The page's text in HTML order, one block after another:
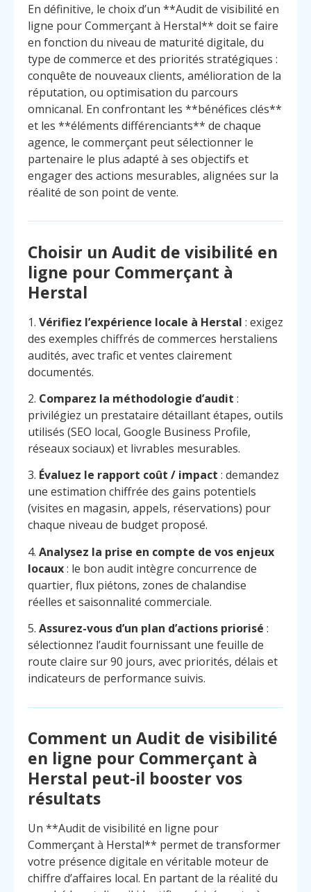
Appelez
En définitive, le choix d’un **Audit de visibilité en
ligne pour Commerçant à Herstal** doit se faire
en fonction du niveau de maturité digitale, du
type de commerce et des priorités stratégiques :
conquête de nouveaux clients, amélioration de la
réputation, ou optimisation du parcours
omnicanal. En confrontant les **bénéfices clés**
et les **éléments différenciants** de chaque
agence, le commerçant peut sélectionner le
partenaire le plus adapté à ses objectifs et
engager des actions mesurables, alignées sur la
réalité de son point de vente.
Choisir un Audit de visibilité en
ligne pour Commerçant à
Herstal
1. Vérifiez l’expérience locale à Herstal : exigez
des exemples chiffrés de commerces herstaliens
audités, avec trafic et ventes clairement
documentés.
2. Comparez la méthodologie d’audit :
privilégiez un prestataire détaillant étapes, outils
utilisés (SEO local, Google Business Profile,
réseaux sociaux) et livrables mesurables.
3. Évaluez le rapport coût / impact : demandez
une estimation chiffrée des gains potentiels
(visites en magasin, appels, réservations) pour
chaque niveau de budget proposé.
4. Analysez la prise en compte de vos enjeux
locaux: le bon audit intègre concurrence de
quartier, flux piétons, zones de chalandise
réelles et saisonnalité commerciale.
5. Assurez-vous d’un plan d’actions priorisé :
sélectionnez l’audit fournissant une feuille de
route claire sur 90 jours, avec priorités, délais et
indicateurs de performance suivis.
Comment un Audit de visibilité
en ligne pour Commerçant à
Herstal peut-il booster vos
résultats
Un **Audit de visibilité en ligne pour
Commerçant à Herstal** permet de transformer
votre présence digitale en véritable moteur de
chiffre d’affaires local. En partant de la réalité du